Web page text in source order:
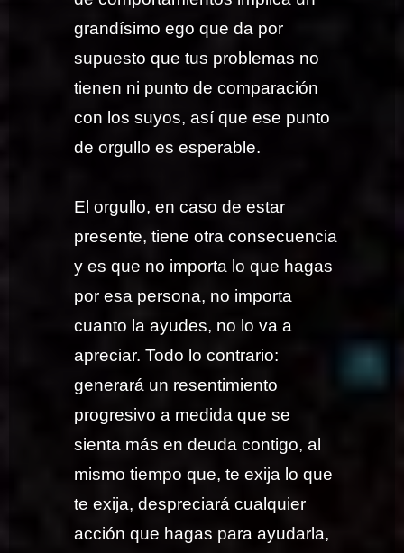
grandísimo ego que da por
supuesto que tus problemas no
tienen ni punto de comparación
con los suyos, así que ese punto
de orgullo es esperable.
El orgullo, en caso de estar
presente, tiene otra consecuencia
y es que no importa lo que hagas
por esa persona, no importa
cuanto la ayudes, no lo va a
apreciar. Todo lo contrario:
generará un resentimiento
progresivo a medida que se
sienta más en deuda contigo, al
mismo tiempo que, te exija lo que
te exija, despreciará cualquier
acción que hagas para ayudarla,